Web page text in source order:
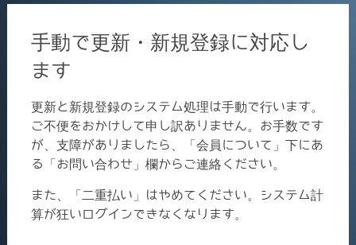
手動で更新・新規登録に対応し
ます
更新と新規登録のシステム処理は手動で行います。
ご不便をおかけして申し訳ありません。お手数です
が、支障がありましたら、「会員について」下にあ
る「お問い合わせ」欄からご連絡ください。
また、「二重払い」はやめてください。システム計
算が狂いログインできなくなります。